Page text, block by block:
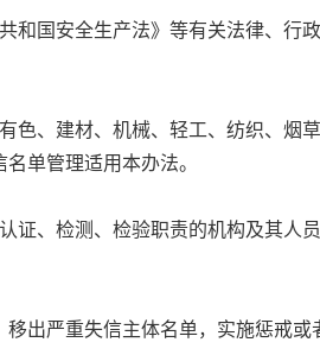
国安全生产法》等有关法律、行
、建材、机械、轻工、纺织、烟草
单管理适用本办法。
、检测、检验职责的机构及其人
出严重失信主体名单，实施惩戒或